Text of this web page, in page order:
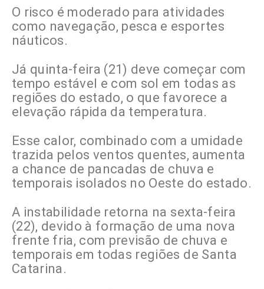
O risco é moderado para atividades
como navegação, pesca e esportes
náuticos.
Já quinta-feira (21) deve começar com
tempo estável e com sol em todas as
regiões do estado, o que favorece a
elevação rápida da temperatura.
Esse calor, combinado com a umidade
trazida pelos ventos quentes, aumenta
a chance de pancadas de chuva e
temporais isolados no Oeste do estado.
A instabilidade retorna na sexta-feira
(22), devido à formação de uma nova
frente fria, com previsão de chuva e
temporais em todas regiões de Santa
Catarina.